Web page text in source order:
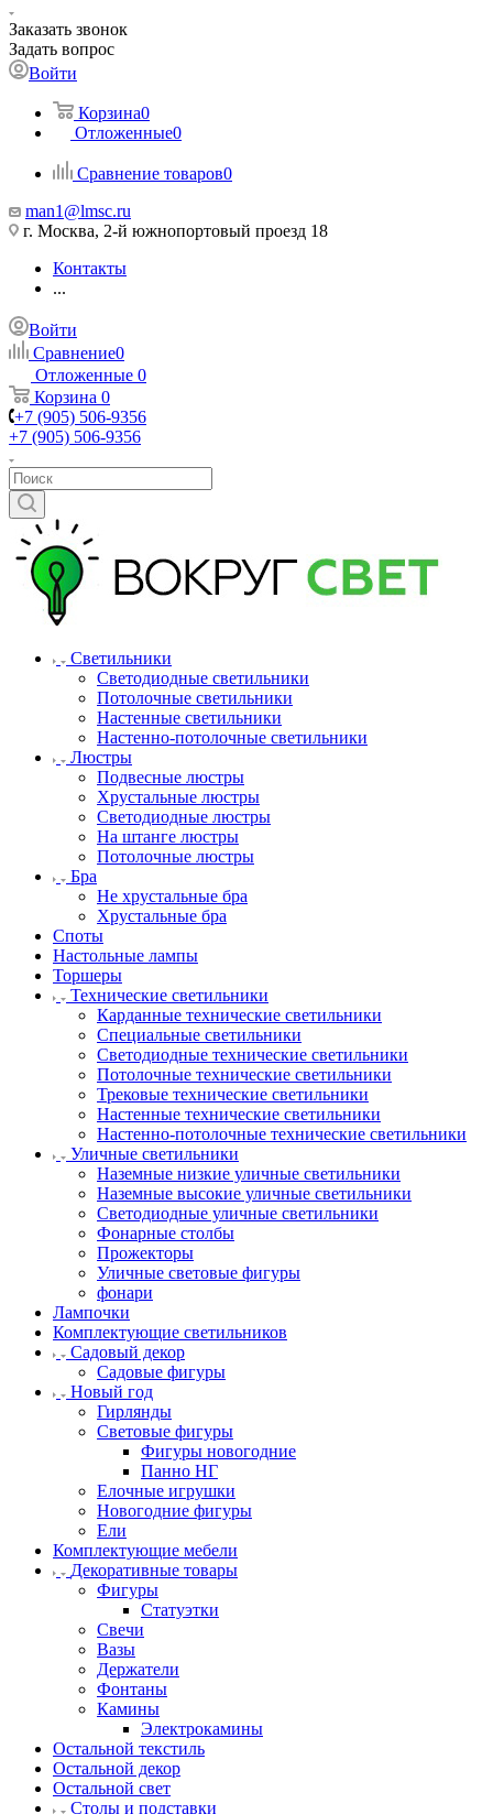
Заказать звонок
Задать вопрос
Войти
Корзина0
Отложенные0
Сравнение товаров0
man1@lmsc.ru
г. Москва, 2-й южнопортовый проезд 18
Контакты
...
Войти
Сравнение0
Отложенные 0
Корзина 0
+7 (905) 506-9356
+7 (905) 506-9356
Светильники
Светодиодные светильники
Потолочные светильники
Настенные светильники
Настенно-потолочные светильники
Люстры
Подвесные люстры
Хрустальные люстры
Светодиодные люстры
На штанге люстры
Потолочные люстры
Бра
Не хрустальные бра
Хрустальные бра
Споты
Настольные лампы
Торшеры
Технические светильники
Карданные технические светильники
Специальные светильники
Светодиодные технические светильники
Потолочные технические светильники
Трековые технические светильники
Настенные технические светильники
Настенно-потолочные технические светильники
Уличные светильники
Наземные низкие уличные светильники
Наземные высокие уличные светильники
Светодиодные уличные светильники
Фонарные столбы
Прожекторы
Уличные световые фигуры
фонари
Лампочки
Комплектующие светильников
Садовый декор
Садовые фигуры
Новый год
Гирлянды
Световые фигуры
Фигуры новогодние
Панно НГ
Елочные игрушки
Новогодние фигуры
Ели
Комплектующие мебели
Декоративные товары
Фигуры
Статуэтки
Свечи
Вазы
Держатели
Фонтаны
Камины
Электрокамины
Остальной текстиль
Остальной декор
Остальной свет
Столы и подставки